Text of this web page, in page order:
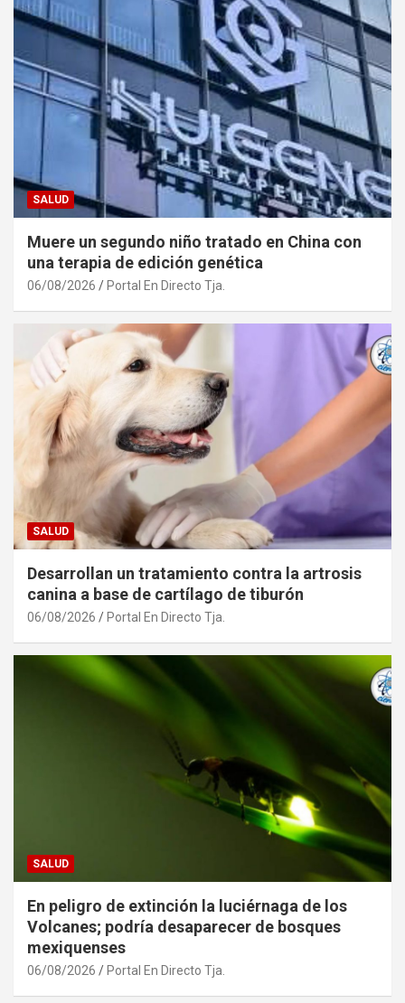
SALUD
Muere un segundo niño tratado en China con
una terapia de edición genética
06/08/2026 Portal En Directo Tja.
SALUD
Desarrollan un tratamiento contra la artrosis
canina a base de cartílago de tiburón
06/08/2026 Portal En Directo Tja.
SALUD
En peligro de extinción la luciérnaga de los
Volcanes; podría desaparecer de bosques
mexiquenses
06/08/2026 Portal En Directo Tja.